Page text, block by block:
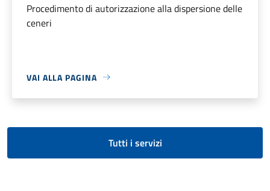
Procedimento di autorizzazione alla dispersione delle
ceneri
VAI ALLA PAGINA
Tutti i servizi